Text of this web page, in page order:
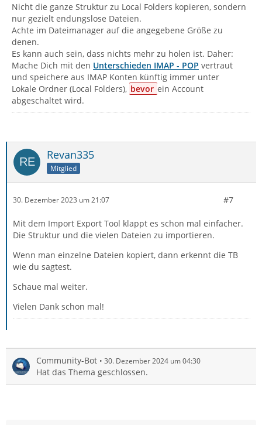
Nicht die ganze Struktur zu Local Folders kopieren, sondern
nur gezielt endungslose Dateien.
Achte im Dateimanager auf die angegebene Größe zu
denen.
Es kann auch sein, dass nichts mehr zu holen ist. Daher:
Mache Dich mit den Unterschieden IMAP - POP vertraut
und speichere aus IMAP Konten künftig immer unter
Lokale Ordner (Local Folders), bevor ein Account
abgeschaltet wird.
Revan335
Mitglied
30. Dezember 2023 um 21:07 #7
Mit dem Import Export Tool klappt es schon mal einfacher.
Die Struktur und die vielen Dateien zu importieren.
Wenn man einzelne Dateien kopiert, dann erkennt die TB
wie du sagtest.
Schaue mal weiter.
Vielen Dank schon mal!
Community-Bot 30. Dezember 2024 um 04:30
Hat das Thema geschlossen.